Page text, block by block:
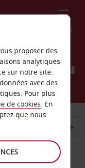
Menu
Torgau
proposer des
analytiques
sur notre site.
avec des
Pour plus
de cookies. En
que nous